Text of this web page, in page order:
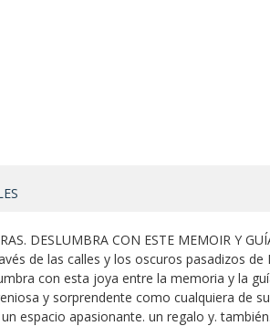
DESLUMBRA CON ESTE MEMOIR Y
de las calles y los oscuros pasadizos de
con esta joya entre la memoria y la
y sorprendente como cualquiera de
espacio apasionante. un regalo y.